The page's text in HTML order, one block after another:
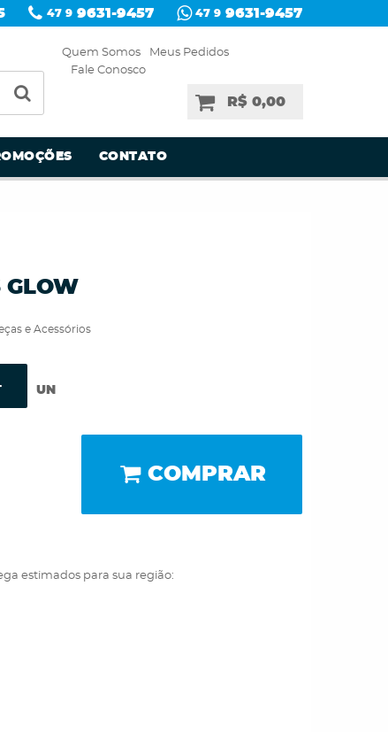
47 9 9631-9457 47 9 9631-9457
Quem Somos
Meus Pedidos
Fale Conosco
R$ 0,00
CONTATO
GLOW
e Acessórios
UN
COMPRAR
estimados para sua região: